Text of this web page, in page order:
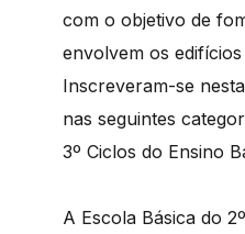
com o objetivo de
envolvem os
Inscreveram-se
nas seguintes
3º Ciclos do Ensino
A Escola Básica do